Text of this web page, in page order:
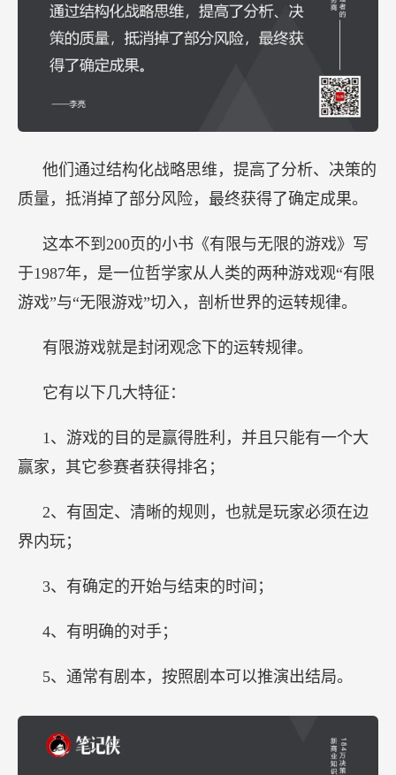
他们通过结构化战略思维，提高了分析、决策的
质量，抵消掉了部分风险，最终获得了确定成果。
这本不到200页的小书《有限与无限的游戏》写
于1987年，是一位哲学家从人类的两种游戏观“有限
游戏”与“无限游戏”切入，剖析世界的运转规律。
有限游戏就是封闭观念下的运转规律。
它有以下几大特征：
1、游戏的目的是赢得胜利，并且只能有一个大
赢家，其它参赛者获得排名；
2、有固定、清晰的规则，也就是玩家必须在边
界内玩；
3、有确定的开始与结束的时间；
4、有明确的对手；
5、通常有剧本，按照剧本可以推演出结局。